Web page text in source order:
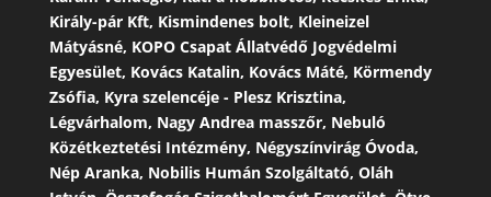
Király-pár Kft, Kismindenes bolt, Kleineizel
Mátyásné, KOPO Csapat Állatvédő Jogvédelmi
Egyesület, Kovács Katalin, Kovács Máté, Körmendy
Zsófia, Kyra szelencéje - Plesz Krisztina,
Légvárhalom, Nagy Andrea masszőr, Nebuló
Közétkeztetési Intézmény, Négyszínvirág Óvoda,
Nép Aranka, Nobilis Humán Szolgáltató, Oláh